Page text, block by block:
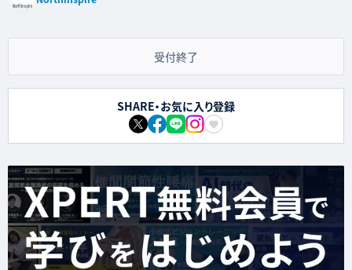
受付終了
SHARE・お気に入り登録